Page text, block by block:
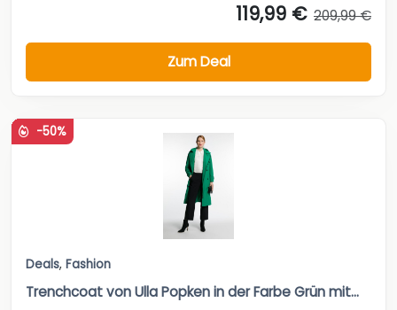
119,99 € 209,99 €
Zum Deal
-50%
Deals, Fashion
Trenchcoat von Ulla Popken in der Farbe Grün mit...